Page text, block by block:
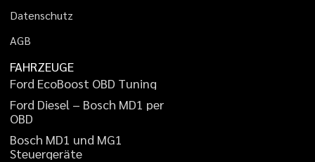
Datenschutz
AGB
FAHRZEUGE
Ford EcoBoost OBD Tuning
Ford Diesel – Bosch MD1 per
OBD
Bosch MD1 und MG1
Steuergeräte